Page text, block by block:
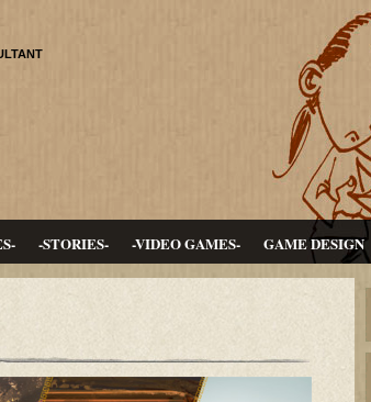
-STORIES- -VIDEO GAMES- GAME DESIGN